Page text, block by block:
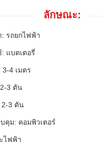
ลักษณะ:
รถยกไฟฟ้า
: แบตเตอรี่
4 เมตร
3 ตัน
3 ตัน
คุม: คอมพิวเตอร์
ไฟฟ้า